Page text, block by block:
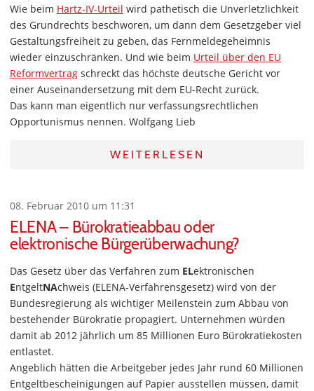
Wie beim Hartz-IV-Urteil wird pathetisch die Unverletzlichkeit
des Grundrechts beschworen, um dann dem Gesetzgeber viel
Gestaltungsfreiheit zu geben, das Fernmeldegeheimnis
wieder einzuschränken. Und wie beim Urteil über den EU
Reformvertrag schreckt das höchste deutsche Gericht vor
einer Auseinandersetzung mit dem EU-Recht zurück.
Das kann man eigentlich nur verfassungsrechtlichen
Opportunismus nennen. Wolfgang Lieb
WEITERLESEN
08. Februar 2010 um 11:31
ELENA – Bürokratieabbau oder
elektronische Bürgerüberwachung?
Das Gesetz über das Verfahren zum ELektronischen
EntgeltNAchweis (ELENA-Verfahrensgesetz) wird von der
Bundesregierung als wichtiger Meilenstein zum Abbau von
bestehender Bürokratie propagiert. Unternehmen würden
damit ab 2012 jährlich um 85 Millionen Euro Bürokratiekosten
entlastet.
Angeblich hätten die Arbeitgeber jedes Jahr rund 60 Millionen
Entgeltbescheinigungen auf Papier ausstellen müssen, damit